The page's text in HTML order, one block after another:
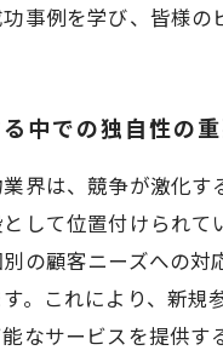
事例を学び、皆様の
中での独自性の
界は、競争が激化
して位置付けられ
の顧客ニーズへの
。これにより、新
なサービスを提供